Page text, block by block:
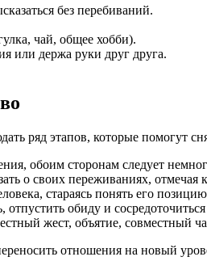
без перебиваний.
чай, общее хобби).
или держа руки друг друга.
ряд этапов, которые помогут
обоим сторонам следует
о своих переживаниях,
стараясь понять его
отпустить обиду и
жест, объятие, совместный
отношения на новый